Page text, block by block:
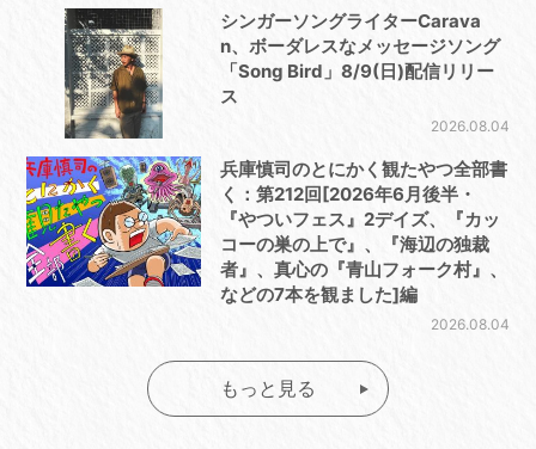
シンガーソングライターCarava
n、ボーダレスなメッセージソング
「Song Bird」8/9(日)配信リリー
ス
2026.08.04
兵庫慎司のとにかく観たやつ全部書
く：第212回[2026年6月後半・
『やついフェス』2デイズ、『カッ
コーの巣の上で』、『海辺の独裁
者』、真心の『青山フォーク村』、
などの7本を観ました]編
2026.08.04
もっと見る